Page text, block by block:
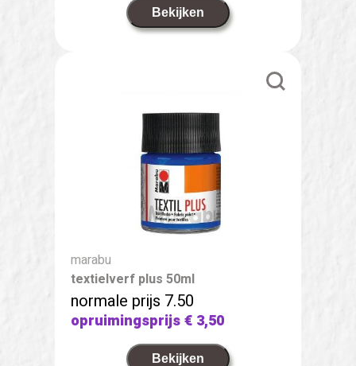
Bekijken
marabu
textielverf plus 50ml
normale prijs 7.50
opruimingsprijs€ 3,50
Bekijken